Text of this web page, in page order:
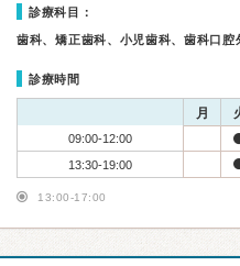
診療科目：
歯科、矯正歯科、小児歯科、歯科口腔
診療時間
月
09:00-12:00
13:30-19:00
13:00-17:00